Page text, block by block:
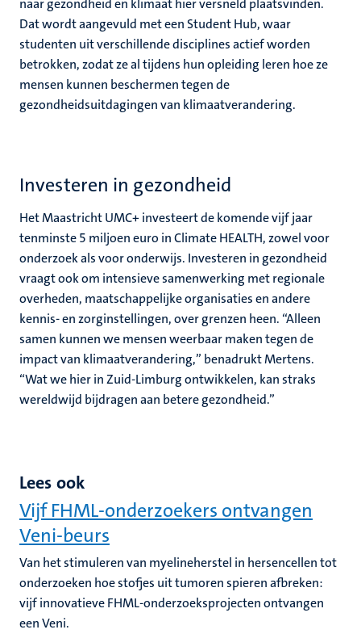
naar gezondheid en klimaat hier versneld plaatsvinden.
Dat wordt aangevuld met een Student Hub, waar
studenten uit verschillende disciplines actief worden
betrokken, zodat ze al tijdens hun opleiding leren hoe ze
mensen kunnen beschermen tegen de
gezondheidsuitdagingen van klimaatverandering.
Investeren in gezondheid
Het Maastricht UMC+ investeert de komende vijf jaar
tenminste 5 miljoen euro in Climate HEALTH, zowel voor
onderzoek als voor onderwijs. Investeren in gezondheid
vraagt ook om intensieve samenwerking met regionale
overheden, maatschappelijke organisaties en andere
kennis- en zorginstellingen, over grenzen heen. “Alleen
samen kunnen we mensen weerbaar maken tegen de
impact van klimaatverandering,” benadrukt Mertens.
“Wat we hier in Zuid-Limburg ontwikkelen, kan straks
wereldwijd bijdragen aan betere gezondheid.”
Lees ook
Vijf FHML-onderzoekers ontvangen
Veni-beurs
Van het stimuleren van myelineherstel in hersencellen tot
onderzoeken hoe stofjes uit tumoren spieren afbreken:
vijf innovatieve FHML-onderzoeksprojecten ontvangen
een Veni.